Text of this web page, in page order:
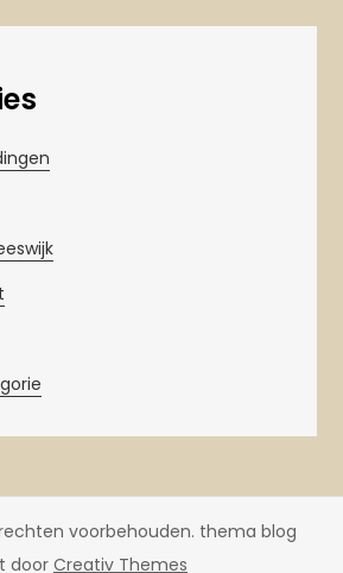
voorbehouden. thema blog
doorCreativ Themes